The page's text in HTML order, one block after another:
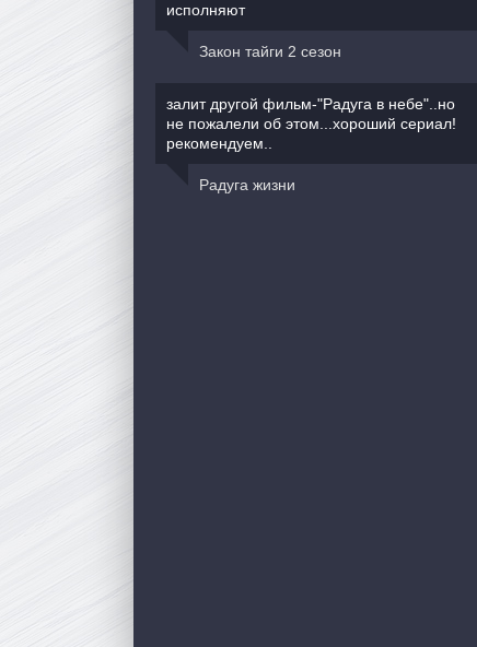
исполняют
Закон тайги 2 сезон
залит другой фильм-"Радуга в небе"..но
не пожалели об этом...хороший сериал!
рекомендуем..
Радуга жизни